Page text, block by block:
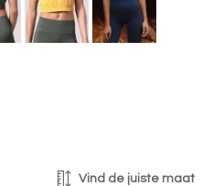
Vind de juiste maat